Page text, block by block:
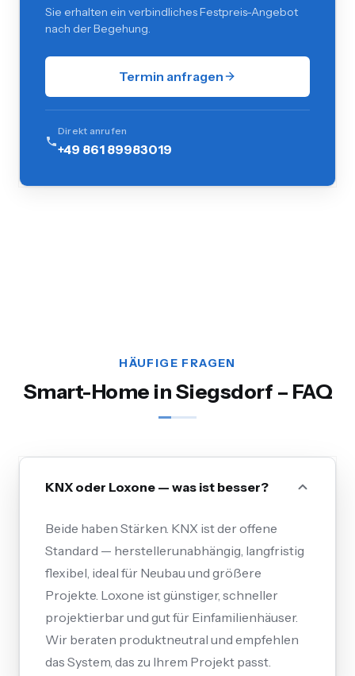
Sie erhalten ein verbindliches Festpreis-Angebot
nach der Begehung.
Termin anfragen
Direkt anrufen
+49 861 89983019
HÄUFIGE FRAGEN
Smart-Home in Siegsdorf – FAQ
KNX oder Loxone — was ist besser?
Beide haben Stärken. KNX ist der offene
Standard — herstellerunabhängig, langfristig
flexibel, ideal für Neubau und größere
Projekte. Loxone ist günstiger, schneller
projektierbar und gut für Einfamilienhäuser.
Wir beraten produktneutral und empfehlen
das System, das zu Ihrem Projekt passt.